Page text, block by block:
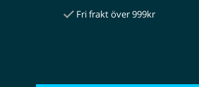
Fri frakt över 999kr